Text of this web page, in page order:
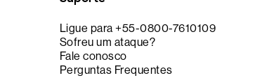
Ligue para +55-0800-7610109
Sofreu um ataque?
Fale conosco
Perguntas Frequentes